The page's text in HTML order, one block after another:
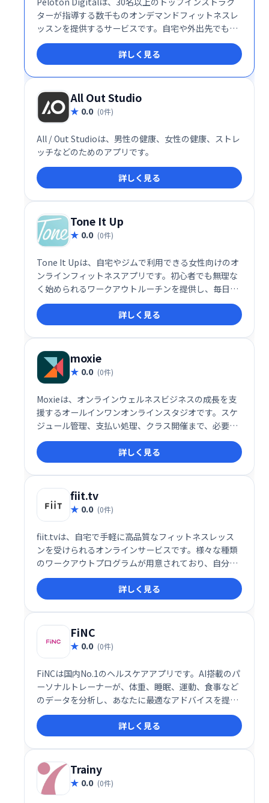
ターが指導する数千ものオンデマンドフィットネスレ
ッスンを提供するサービスです。自宅や外出先でも、
自分のペースでワークアウトできます。多様なクラス
で、充実したフィットネスライフを実現しましょう！
詳しく見る
All Out Studio
0.0 (0件)
All / Out Studioは、男性の健康、女性の健康、ストレ
ッチなどのためのアプリです。
詳しく見る
Tone It Up
0.0 (0件)
Tone It Upは、自宅やジムで利用できる女性向けのオ
ンラインフィットネスアプリです。初心者でも無理な
く始められるワークアウトルーチンを提供し、毎日の
運動習慣をサポートします。 充実したコンテンツで、
理想の体型を目指しましょう。
詳しく見る
moxie
0.0 (0件)
Moxieは、オンラインウェルネスビジネスの成長を支
援するオールインワンオンラインスタジオです。スケ
ジュール管理、支払い処理、クラス開催まで、必要な
機能を1つのプラットフォームで提供します。複雑な
作業をシンプルに効率化し、ビジネス拡大に集中でき
る環境を提供します。 あなたのオンラインウェルネス
ビジネスを、Moxieで次のレベルへ。
詳しく見る
fiit.tv
0.0 (0件)
fiit.tvは、自宅で手軽に高品質なフィットネスレッス
ンを受けられるオンラインサービスです。様々な種類
のワークアウトプログラムが用意されており、自分の
レベルや目的に合わせて自由に選択できます。人気イ
ンストラクターの指導の下、モチベーションを維持し
ながら効率的にトレーニングできます。充実したコン
テンツと使いやすいインターフェースで、理想の身体
を目指しましょう。
詳しく見る
FiNC
0.0 (0件)
FiNCは国内No.1のヘルスケアアプリです。AI搭載のパ
ーソナルトレーナーが、体重、睡眠、運動、食事など
のデータを分析し、あなたに最適なアドバイスを提供
します。専門家監修の続けやすいメニューも満載。毎
日の健康管理をFiNCで効率的にサポートします。
詳しく見る
Trainy
0.0 (0件)